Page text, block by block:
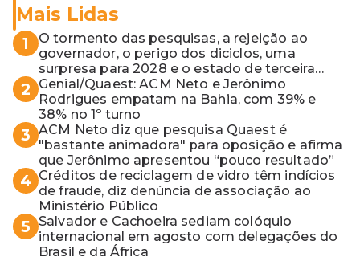
Mais Lidas
1
O tormento das pesquisas, a rejeição ao
governador, o perigo dos diciclos, uma
surpresa para 2028 e o estado de terceira
guerra mundial
2
Genial/Quaest: ACM Neto e Jerônimo
Rodrigues empatam na Bahia, com 39% e
38% no 1º turno
3 ACM Neto diz que pesquisa Quaest é
"bastante animadora" para oposição e afirma
que Jerônimo apresentou “pouco resultado”
4 Créditos de reciclagem de vidro têm indícios
de fraude, diz denúncia de associação ao
Ministério Público
5
Salvador e Cachoeira sediam colóquio
internacional em agosto com delegações do
Brasil e da África